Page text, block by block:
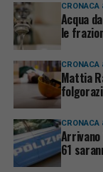
CRONACA
Acqua
le
CRONACA
Mattia
CRONACA
Arrivano
61